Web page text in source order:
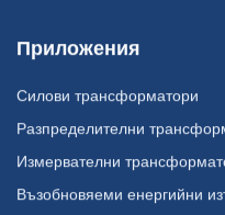
Приложения
Силови трансформатори
Разпределителни
Измервателни
Възобновяеми енергийни